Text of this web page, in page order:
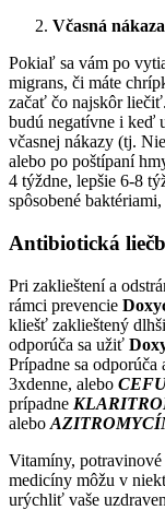
Včasná
Pokiaľ sa vám po
migrans, či máte
začať čo najskôr
budú negatívne i keď
včasnej nákazy (tj.
alebo po poštípaní
4 týždne, lepšie 6-8
spôsobené
Antibiotická
Pri zaklieštení a
rámci prevencie
kliešť zaklieštený
odporúča sa užiť
Prípadne sa odporúča
3xdenne, alebo
prípadne
alebo
Vitamíny,
medicíny môžu v
urýchliť vaše